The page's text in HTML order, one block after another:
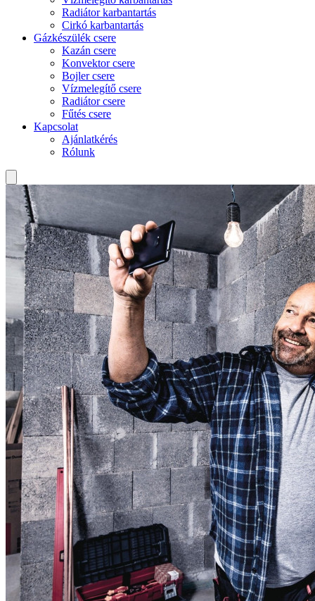
Radiátor karbantartás
Cirkó karbantartás
Gázkészülék csere
Kazán csere
Konvektor csere
Bojler csere
Vízmelegítő csere
Radiátor csere
Fűtés csere
Kapcsolat
Ajánlatkérés
Rólunk